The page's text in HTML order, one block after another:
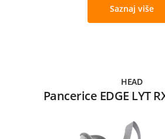
Saznaj više
HEAD
Pancerice EDGE LYT